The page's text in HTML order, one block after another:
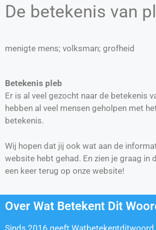
De betekenis van
menigte mens; volksman; grofheid
Betekenis pleb
Er is al veel gezocht naar de betekenis
hebben al veel mensen geholpen met
betekenis.
Wij hopen dat jij ook wat aan de
website hebt gehad. En zien je graag in
een keer terug op onze website!
Over Wat Betekent Dit